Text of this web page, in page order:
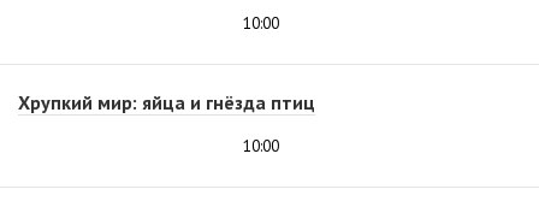
10:00
Хрупкий мир: яйца и гнёзда птиц
10:00